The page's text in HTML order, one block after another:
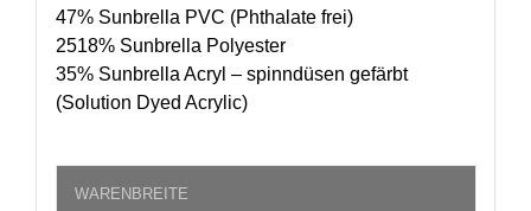
47% Sunbrella PVC (Phthalate frei)
2518% Sunbrella Polyester
35% Sunbrella Acryl – spinndüsen gefärbt
(Solution Dyed Acrylic)
WARENBREITE